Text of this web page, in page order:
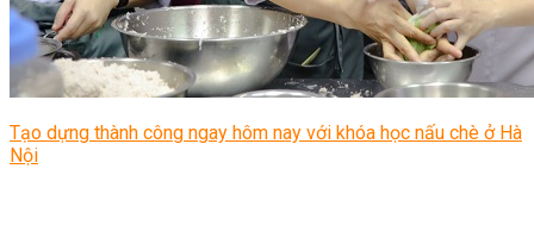
Tạo dựng thành công ngay hôm nay với khóa học nấu chè ở Hà
Nội